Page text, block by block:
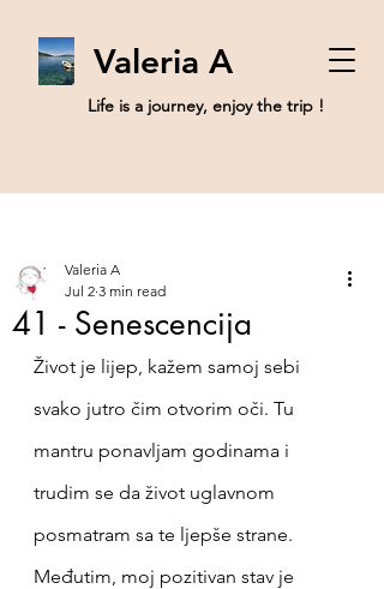
Valeria A
Life is a journey, enjoy the trip !
41 - Senescencija
Valeria A
Jul 2 3 min read
Život je lijep, kažem samoj sebi
svako jutro čim otvorim oči. Tu
mantru ponavljam godinama i
trudim se da život uglavnom
posmatram sa te ljepše strane.
Međutim, moj pozitivan stav je